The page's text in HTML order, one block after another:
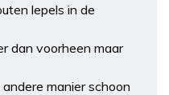
lepels in de
dan voorheen maar
manier schoon